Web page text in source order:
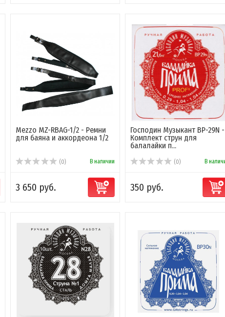
Mezzo MZ-RBAG-1/2 - Ремни
для баяна и аккордеона 1/2
(0) В наличии
3 650 руб.
Господин Музыкант BP-29N -
Комплект струн для
балалайки п...
(0) В
350 руб.